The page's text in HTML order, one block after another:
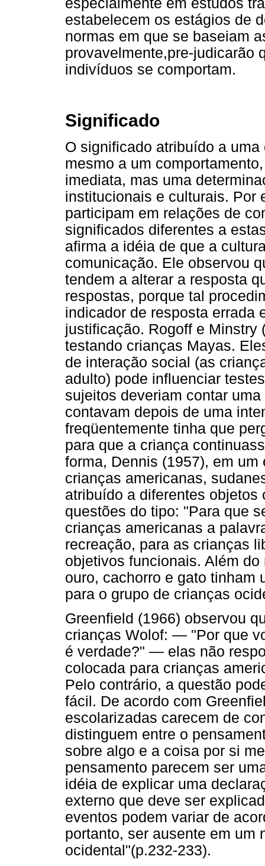
especialmente em estudos
estabelecem os estágios de
normas em que se baseiam
provavelmente,pre-judicarão
indivíduos se comportam.
Significado
O significado atribuído a
mesmo a um
imediata, mas uma
institucionais e culturais. Por
participam em relações de
significados diferentes a
afirma a idéia de que a
comunicação. Ele observou
tendem a alterar a resposta
respostas, porque tal
indicador de resposta errada
justificação. Rogoff e Minstry
testando crianças Mayas.
de interação social (as
adulto) pode influenciar
sujeitos deveriam contar
contavam depois de uma
freqüentemente tinha que
para que a criança
forma, Dennis (1957), em
crianças americanas,
atribuído a diferentes
questões do tipo: "Para que
crianças americanas a
recreação, para as crianças
objetivos funcionais. Além
ouro, cachorro e gato tinham
para o grupo de crianças
Greenfield (1966) observou
crianças Wolof: — "Por que
é verdade?" — elas não
colocada para crianças
Pelo contrário, a questão
fácil. De acordo com
escolarizadas carecem de
distinguem entre o
sobre algo e a coisa por si
pensamento parecem ser
idéia de explicar uma
externo que deve ser
eventos podem variar de
portanto, ser ausente em um
ocidental"(p.232-233).